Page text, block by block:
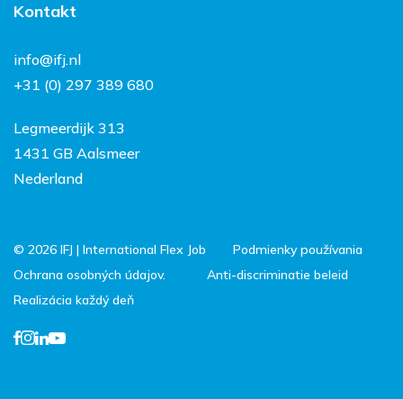
Súhrn správ
Vacantes
Práca a život v
Holandsku
Kontakt
info@ifj.nl
+31 (0) 297 389 680
Legmeerdijk 313
1431 GB Aalsmeer
Nederland
© 2026 IFJ | International Flex Job
Podmienky používania
Ochrana osobných údajov.
Anti-discriminatie beleid
Realizácia každý deň